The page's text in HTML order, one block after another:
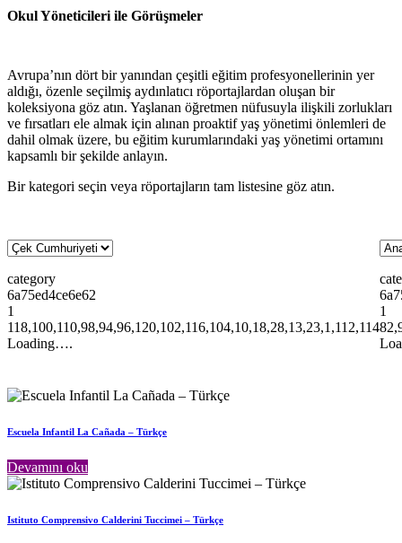
Okul Yöneticileri ile Görüşmeler
Avrupa’nın dört bir yanından çeşitli eğitim profesyonellerinin yer
aldığı, özenle seçilmiş aydınlatıcı röportajlardan oluşan bir
koleksiyona göz atın. Yaşlanan öğretmen nüfusuyla ilişkili zorlukları
ve fırsatları ele almak için alınan proaktif yaş yönetimi önlemleri de
dahil olmak üzere, bu eğitim kurumlarındaki yaş yönetimi ortamını
kapsamlı bir şekilde anlayın.
Bir kategori seçin veya röportajların tam listesine göz atın.
category
6a75ed4ce6e62
1
118,100,110,98,94,96,120,102,116,104,10,18,28,13,23,1,112,114
Loading….
1
Escuela Infantil La Cañada – Türkçe
Devamını oku
Istituto Comprensivo Calderini Tuccimei – Türkçe